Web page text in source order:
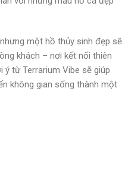
một hồ thủy sinh đẹp sẽ
khách – nơi kết nối thiên
ý từ Terrarium Vibe sẽ giúp
không gian sống thành một